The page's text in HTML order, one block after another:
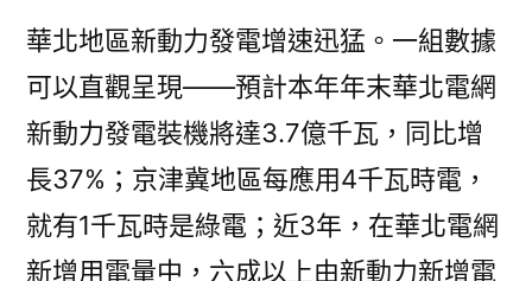
華北地區新動力發電增速迅猛。一組數據
可以直觀呈現——預計本年年末華北電網
新動力發電裝機將達3.7億千瓦，同比增
長37%；京津冀地區每應用4千瓦時電，
就有1千瓦時是綠電；近3年，在華北電網
新增用電量中，六成以上由新動力新增電